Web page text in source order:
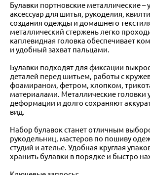
Булавки портновские металлические –
аксессуар для шитья, рукоделия,
создания одежды и домашнего
металлический стержень легко
каплевидная головка обеспечивает
и удобный захват пальцами.
Булавки подходят для фиксации
деталей перед шитьем, работы с
фоамираном, фетром, хлопком,
материалами. Металлические головки
деформации и долго сохраняют
вид.
Набор булавок станет отличным
рукодельниц, мастеров по пошиву
студий и ателье. Удобная круглая
хранить булавки в порядке и быстро